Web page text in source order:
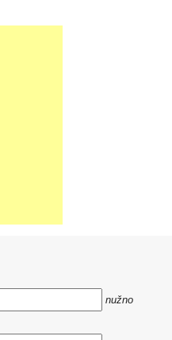
nužno